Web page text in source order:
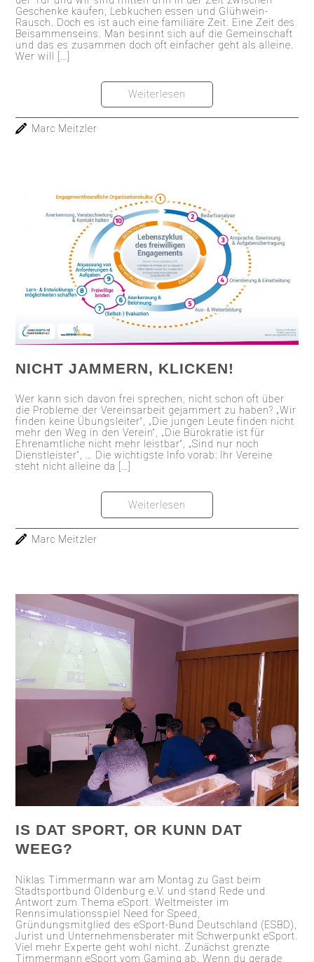
Geschenke kaufen, Lebkuchen essen und Glühwein-
Rausch. Doch es ist auch eine familiäre Zeit. Eine Zeit des
Beisammenseins. Man besinnt sich auf die Gemeinschaft
und das es zusammen doch oft einfacher geht als alleine.
Wer will […]
Weiterlesen
Marc Meitzler
NICHT JAMMERN, KLICKEN!
Wer kann sich davon frei sprechen, nicht schon oft über
die Probleme der Vereinsarbeit gejammert zu haben? „Wir
finden keine Übungsleiter“, „Die jungen Leute finden nicht
mehr den Weg in den Verein“, „Die Bürokratie ist für
Ehrenamtliche nicht mehr leistbar“, „Sind nur noch
Dienstleister“, … Die wichtigste Info vorab: Ihr Vereine
steht nicht alleine da […]
Weiterlesen
Marc Meitzler
IS DAT SPORT, OR KUNN DAT
WEEG?
Niklas Timmermann war am Montag zu Gast beim
Stadtsportbund Oldenburg e.V. und stand Rede und
Antwort zum Thema eSport. Weltmeister im
Rennsimulationsspiel Need for Speed,
Gründungsmitglied des eSport-Bund Deutschland (ESBD),
Jurist und Unternehmensberater mit Schwerpunkt eSport.
Viel mehr Experte geht wohl nicht. Zunächst grenzte
Timmermann eSport vom Gaming ab. Wenn du gerade